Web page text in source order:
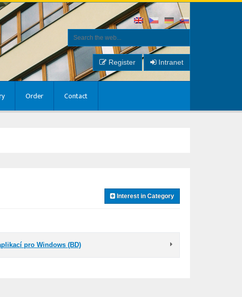
Register Intranet
Order Contact
Interest in Category
pro Windows (BD)